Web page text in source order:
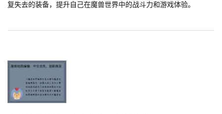
复失去的装备，提升自己在魔兽世界中的战斗力和游戏体验。